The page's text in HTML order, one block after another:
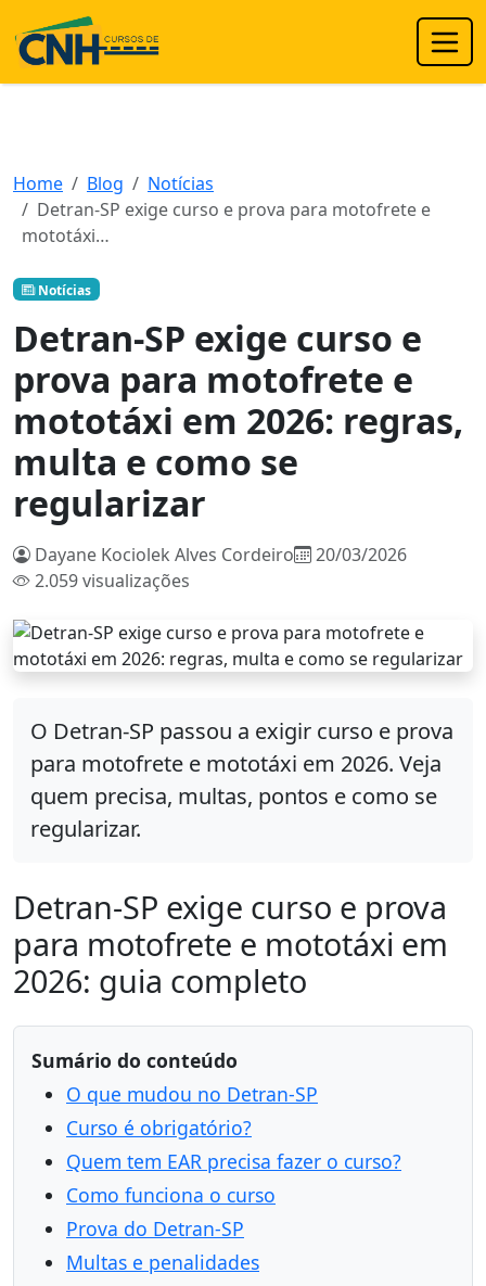
Home Blog
Notícias
Detran-SP exige curso e prova para motofrete e
mototáxi…
Notícias
Detran-SP exige curso e
prova para motofrete e
mototáxi em 2026: regras,
multa e como se
regularizar
Dayane Kociolek Alves Cordeiro
20/03/2026
2.059 visualizações
O Detran-SP passou a exigir curso e prova
para motofrete e mototáxi em 2026. Veja
quem precisa, multas, pontos e como se
regularizar.
Detran-SP exige curso e prova
para motofrete e mototáxi em
2026: guia completo
Sumário do conteúdo
O que mudou no Detran-SP
Curso é obrigatório?
Quem tem EAR precisa fazer o curso?
Como funciona o curso
Prova do Detran-SP
Multas e penalidades